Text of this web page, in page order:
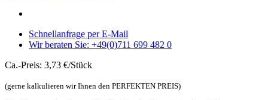
Schnellanfrage per E-Mail
Wir beraten Sie: +49(0)711 699 482 0
Ca.-Preis: 3,73 €/Stück
(gerne kalkulieren wir Ihnen den PERFEKTEN PREIS)